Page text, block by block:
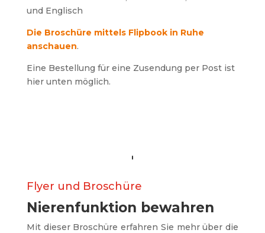
und Englisch
Die Broschüre mittels Flipbook in Ruhe
anschauen.
Eine Bestellung für eine Zusendung per Post ist
hier unten möglich.
Flyer und Broschüre
Nierenfunktion bewahren
Mit dieser Broschüre erfahren Sie mehr über die